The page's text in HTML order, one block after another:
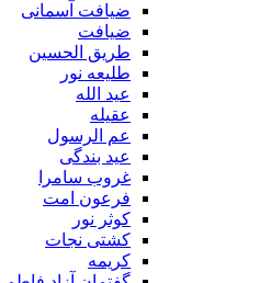
ضیافت آسمانی
ضیافت
طریق الحسین
طلیعه نور
عید الله
عقیله
عم الرسول
عید بندگی
غروب سامرا
فرعون امت
کوثر نور
کشتی نجات
کریمه